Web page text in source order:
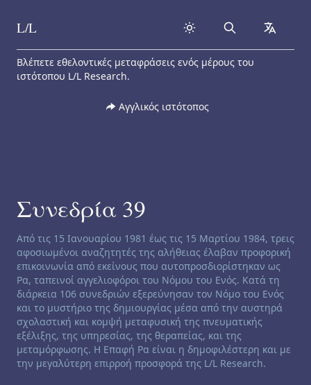
Skip to content
L/L Search
Βλέπετε εθελοντικές μεταφράσεις ενός μέρους του
ιστότοπου L/L Research.
Αγγλικός ιστότοπος
Συνεδρία 39
Channeling disclaimer:
Από τις 15 Ιανουαρίου 1981 έως τις 15 Μαρτίου 1984, τρεις
αφοσιωμένοι αναζητητές της αλήθειας έλαβαν προφορική
επικοινωνία από εκείνους που αυτοπροσδιορίστηκαν ως
Ρα, ταπεινοί αγγελιοφόροι του Νόμου του Ενός. Κατά τη
διάρκεια 106 συνεδριών εξερεύνησαν τον Νόμο του Ενός
και το μυστήριο της δημιουργίας μέσα από την αυστηρά
σχολαστική και κομψή μεταφυσική της πνευματικής
εξέλιξης, της υπηρεσίας, της θεραπείας, και της
μεταμόρφωσης. Η Επαφή Ρα είναι η δημοφιλέστερη και με
την μεγαλύτερη επιρροή προσφορά της L/L Research.